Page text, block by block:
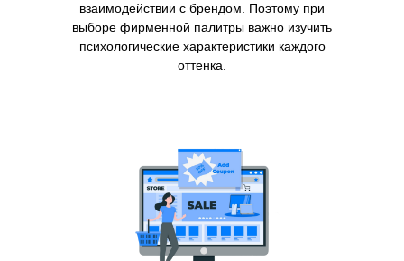
взаимодействии с брендом. Поэтому при
выборе фирменной палитры важно изучить
психологические характеристики каждого
оттенка.